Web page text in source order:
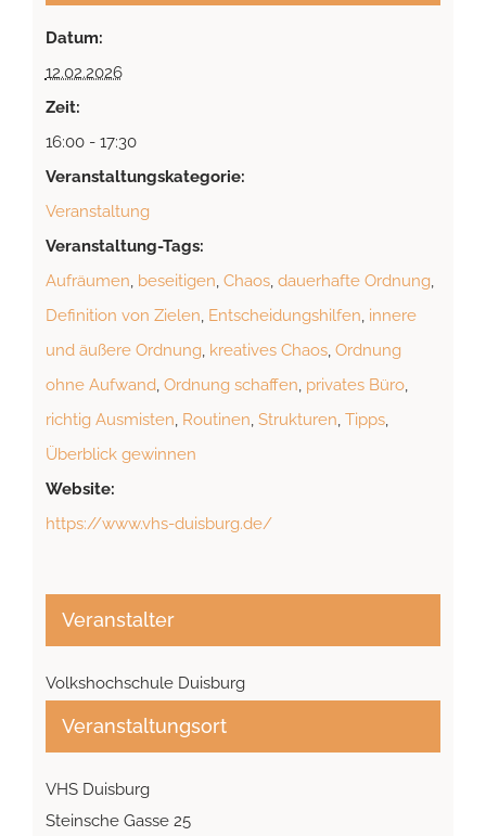
Datum:
12.02.2026
Zeit:
16:00 - 17:30
Veranstaltungskategorie:
Veranstaltung
Veranstaltung-Tags:
Aufräumen, beseitigen, Chaos, dauerhafte Ordnung,
Definition von Zielen, Entscheidungshilfen, innere
und äußere Ordnung, kreatives Chaos, Ordnung
ohne Aufwand, Ordnung schaffen, privates Büro,
richtig Ausmisten, Routinen, Strukturen, Tipps,
Überblick gewinnen
Website:
https://www.vhs-duisburg.de/
Veranstaltungsort
VHS Duisburg
Steinsche Gasse 25
Veranstalter
Volkshochschule Duisburg